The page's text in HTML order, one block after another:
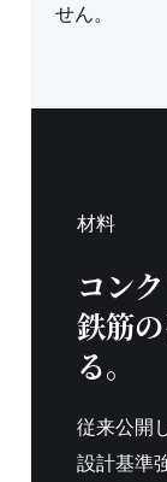
せん。
材料
コン
鉄筋
る。
従来公開
設計基準